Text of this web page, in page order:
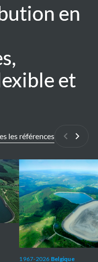
en
et
en
et
les références
1967-2026 Belgique
Coo-
Trois-
Ponts
Hydroelectric
Power
Station